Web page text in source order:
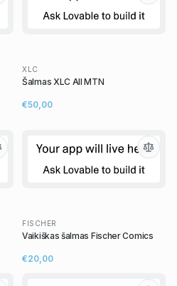
XLC
Šalmas XLC All MTN
€50,00
FISCHER
Vaikiškas šalmas Fischer Comics
€20,00